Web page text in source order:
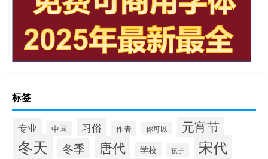
标签
专业 中国 习俗 作者 你可以 元宵节
冬天 冬季 唐代 学校 孩子 宋代